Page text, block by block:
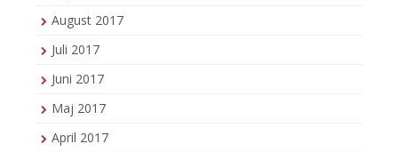
August 2017
Juli 2017
Juni 2017
Maj 2017
April 2017